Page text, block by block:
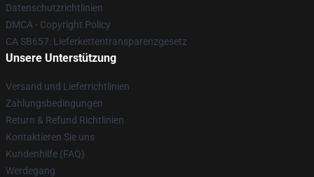
Datenschutzrichtlinien
DMCA - Copyright Policy
CA SB657: Lieferkettentransparenzgesetz
Unsere Unterstützung
Versand und Lieferrichtlinien
Zahlungsbedingungen
Return & Refund Richtlinien
Kontaktieren Sie uns
Kundenhilfe (FAQ)
Werdegang